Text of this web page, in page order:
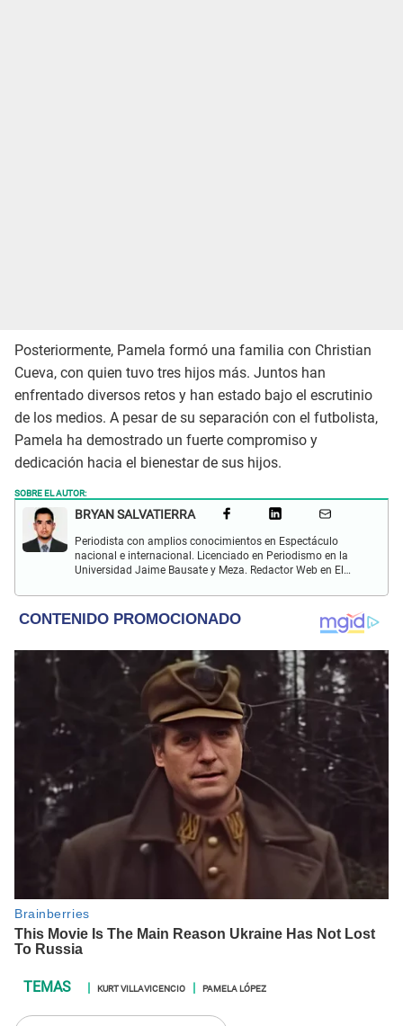
Posteriormente, Pamela formó una familia con Christian
Cueva, con quien tuvo tres hijos más. Juntos han
enfrentado diversos retos y han estado bajo el escrutinio
de los medios. A pesar de su separación con el futbolista,
Pamela ha demostrado un fuerte compromiso y
dedicación hacia el bienestar de sus hijos.
SOBRE EL AUTOR:
BRYAN SALVATIERRA
Periodista con amplios conocimientos en Espectáculo
nacional e internacional. Licenciado en Periodismo en la
Universidad Jaime Bausate y Meza. Redactor Web en El
películas, series, videojuegos y espectáculo.
KURT VILLAVICENCIO PAMELA LÓPEZ